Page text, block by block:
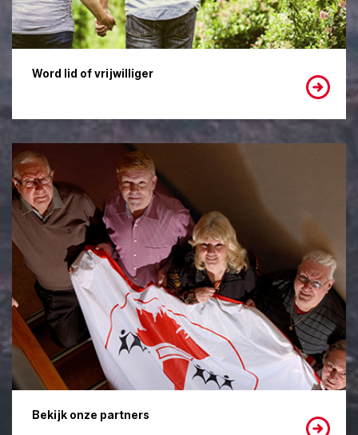
Word lid of vrijwilliger
Bekijk onze partners